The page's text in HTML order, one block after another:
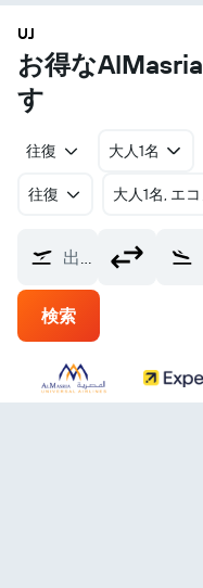
UJ
お得な
す
往復 大人1名
往復 大人1名, エ
出発地
検索